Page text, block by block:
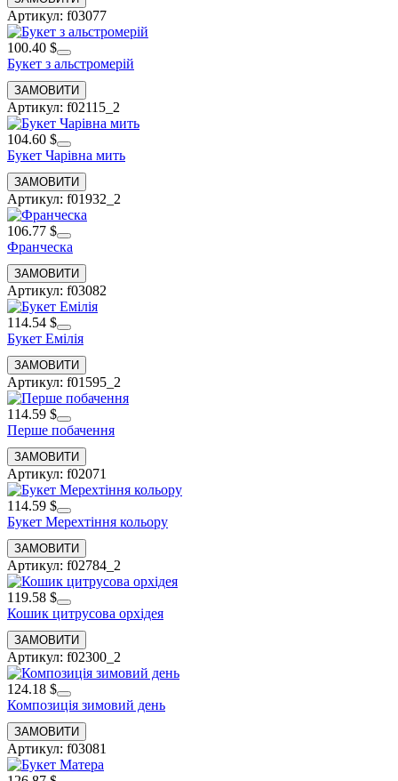
Артикул: f03077
100.40 $
Букет з альстромерій
Артикул: f02115_2
104.60 $
Букет Чарівна мить
Артикул: f01932_2
106.77 $
Франческа
Артикул: f03082
114.54 $
Букет Емілія
Артикул: f01595_2
114.59 $
Перше побачення
Артикул: f02071
114.59 $
Букет Мерехтіння кольору
Артикул: f02784_2
119.58 $
Кошик цитрусова орхідея
Артикул: f02300_2
124.18 $
Композиція зимовий день
Артикул: f03081